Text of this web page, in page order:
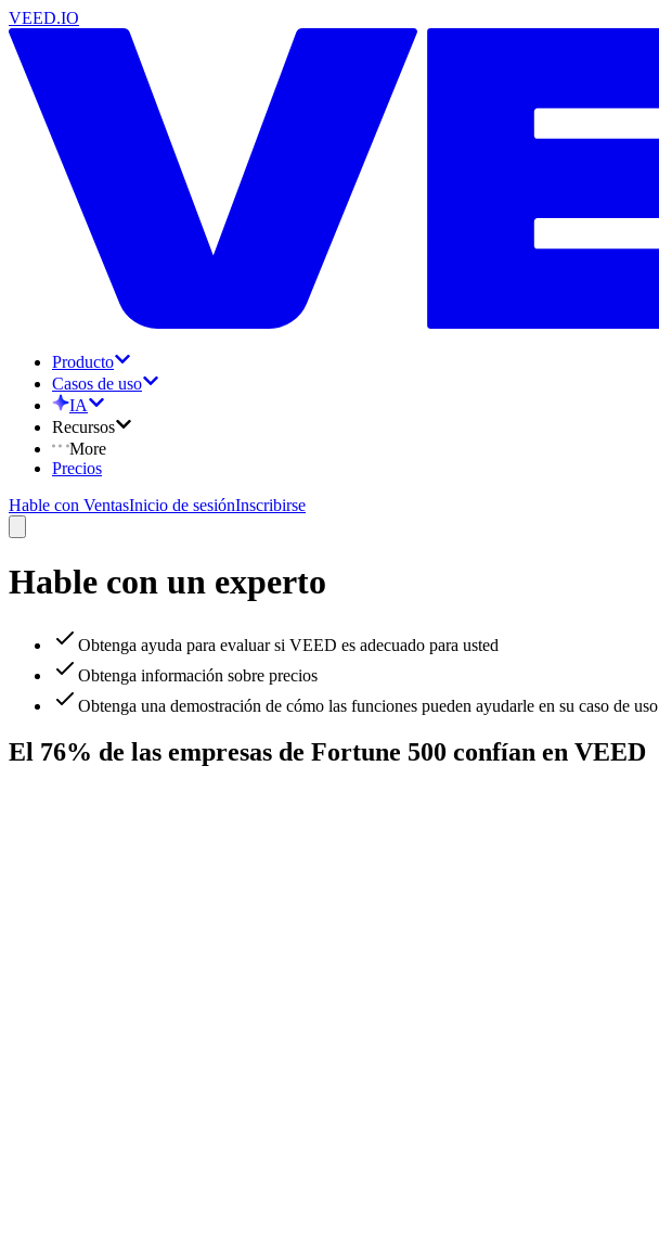
VEED.IO
Producto
Casos de uso
IA
Recursos
More
Precios
Hable con VentasInicio de sesiónInscribirse
Hable con un experto
Obtenga ayuda para evaluar si VEED es adecuado para usted
Obtenga información sobre precios
Obtenga una demostración de cómo las funciones pueden ayudarle en su caso de uso
El 76% de las empresas de Fortune 500 confían en VEED